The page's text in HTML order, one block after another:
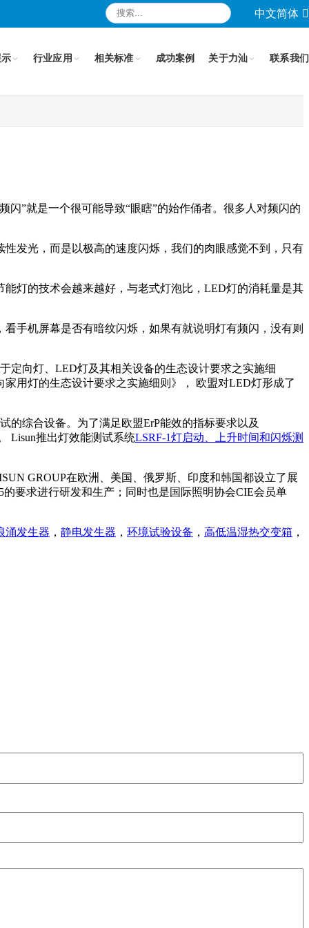
中文简体
行业应用 相关标准 成功案例 关于力汕 联系我们
”就是一个很可能导致“眼瞎”的始作俑者。很多人对频闪的
发光，而是以极高的速度闪烁，我们的肉眼感觉不到，只有
灯的技术会越来越好，与老式灯泡比，LED灯的消耗量是其
手机屏幕是否有暗纹闪烁，如果有就说明灯有频闪，没有则
定向灯、LED灯及其相关设备的生态设计要求之实施细
家用灯的生态设计要求之实施细则》， 欧盟对LED灯形成了
的综合设备。为了满足欧盟ErP能效的指标要求以及
。 Lisun推出灯效能测试系统LSRF-1灯启动、上升时间和闪烁测
GROUP在欧洲、美国、俄罗斯、印度和韩国都设立了展
要求进行研发和生产；同时也是国际照明协会CIE会员单
涌发生器 ， 静电发生器 ， 环境试验设备 ， 高低温湿热交变箱 ，